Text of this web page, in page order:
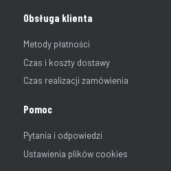
Obsługa klienta
Metody płatności
Czas i koszty dostawy
Czas realizacji zamówienia
Pomoc
Pytania i odpowiedzi
Ustawienia plików cookies